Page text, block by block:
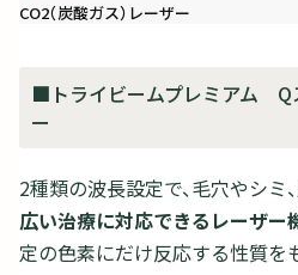
CO2（炭酸ガス）レーザー
■トライビームプレミアム Q
ー
2種類の波長設定で、毛穴やシミ
広い治療に対応できるレーザー
定の色素にだけ反応する性質を